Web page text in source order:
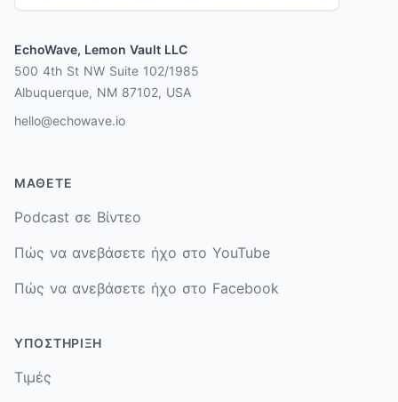
EchoWave, Lemon Vault LLC
500 4th St NW Suite 102/1985
Albuquerque, NM 87102, USA
hello@echowave.io
ΜΆΘΕΤΕ
Podcast σε Βίντεο
Πώς να ανεβάσετε ήχο στο YouTube
Πώς να ανεβάσετε ήχο στο Facebook
ΥΠΟΣΤΉΡΙΞΗ
Τιμές